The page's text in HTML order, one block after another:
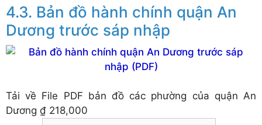
Bản đồ hành chính quận An
Dương trước sáp nhập
Tải về File PDF bản đồ các phường của quận An
Dương ₫ 218,000